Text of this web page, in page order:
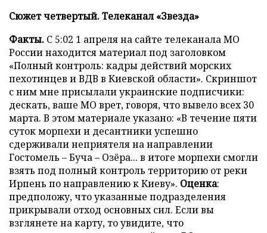
Сюжет четвертый. Телеканал «Звезда»
Факты. С 5:02 1 апреля на сайте телеканала МО
России находится материал под заголовком
«Полный контроль: кадры действий морских
пехотинцев и ВДВ в Киевской области». Скриншот
с ним мне присылали украинские подписчики:
дескать, ваше МО врет, говоря, что вывело всех 30
марта. В этом материале указано: «В течение пяти
суток морпехи и десантники успешно
сдерживали неприятеля на направлении
Гостомель – Буча – Озёра... в итоге морпехи смогли
взять под полный контроль территорию от реки
Ирпень по направлению к Киеву». Оценка:
предположу, что указанные подразделения
прикрывали отход основных сил. Если вы
взглянете на карту, то увидите, что